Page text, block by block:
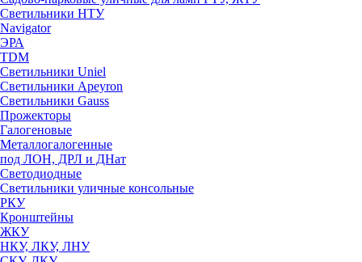
Светильники НТУ
Navigator
ЭРА
TDM
Светильники Uniel
Светильники Apeyron
Светильники Gauss
Прожекторы
Галогеновые
Металлогалогенные
под ЛОН, ДРЛ и ДНат
Светодиодные
Светильники уличные консольные
РКУ
Кронштейны
ЖКУ
НКУ, ЛКУ, ЛНУ